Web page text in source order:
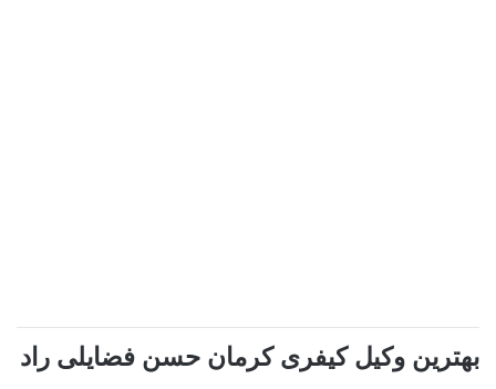
بهترین وکیل کیفری کرمان حسن فضایلی راد